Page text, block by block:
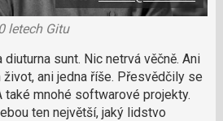
e
P
o
d
p
o
letech Gitu
sunt. Nic netrvá věčně. Ani
ani jedna říše. Přesvědčily se
také mnohé softwarové projekty.
ten největší, jaký lidstvo